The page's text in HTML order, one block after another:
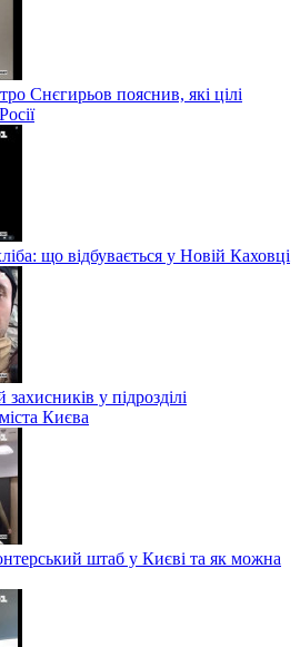
Снєгирьов пояснив, які цілі
що відбувається у Новій Каховці
у підрозділі
Києва
штаб у Києві та як можна